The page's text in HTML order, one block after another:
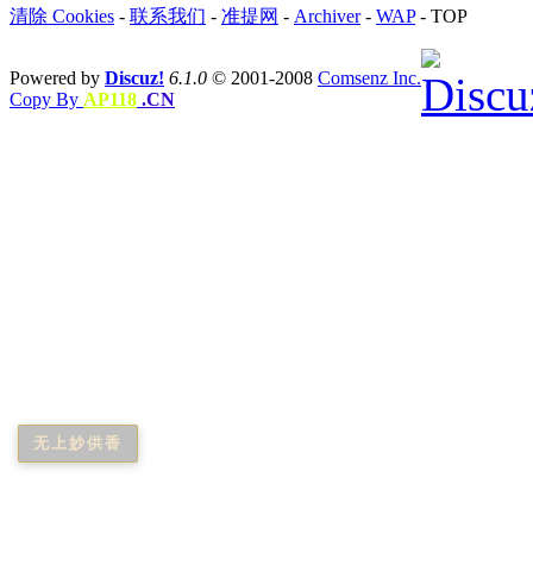
清除 Cookies - 联系我们 - 准提网 - Archiver- WAP- TOP
Powered by Discuz! 6.1.0 © 2001-2008 Comsenz Inc.
Copy By AP118 .CN
无上妙供香